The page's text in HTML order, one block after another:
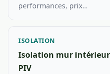
performances, prix…
ISOLATION
Isolation mur intérieur
PIV